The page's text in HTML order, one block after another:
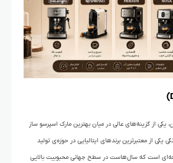
یکی از گزینه‌های عالی در میان بهترین مارک اسپرسو ساز
یکی از معتبرترین برندهای ایتالیایی در حوزه‌ی تولید
است که سال‌هاست در سطح جهانی محبوبیت بالایی